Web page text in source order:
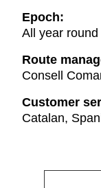
Epoch:
All year round
Route
Consell
Customer
Catalan,